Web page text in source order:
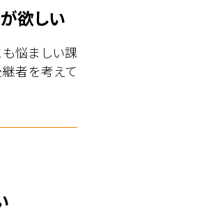
欲しい
悩ましい課
者を考えて